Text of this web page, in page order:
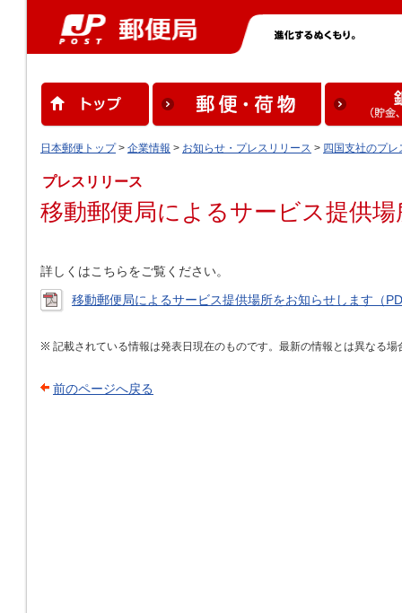
日本郵便トップ> 企業情報 > お知らせ・プレスリリース > 四国支社のプ
プレスリリース
移動郵便局によるサービス提供
詳しくはこちらをご覧ください。
移動郵便局によるサービス提供場所をお知らせします（
記載されている情報は発表日現在のものです。最新の情報とは異なる
前のページへ戻る